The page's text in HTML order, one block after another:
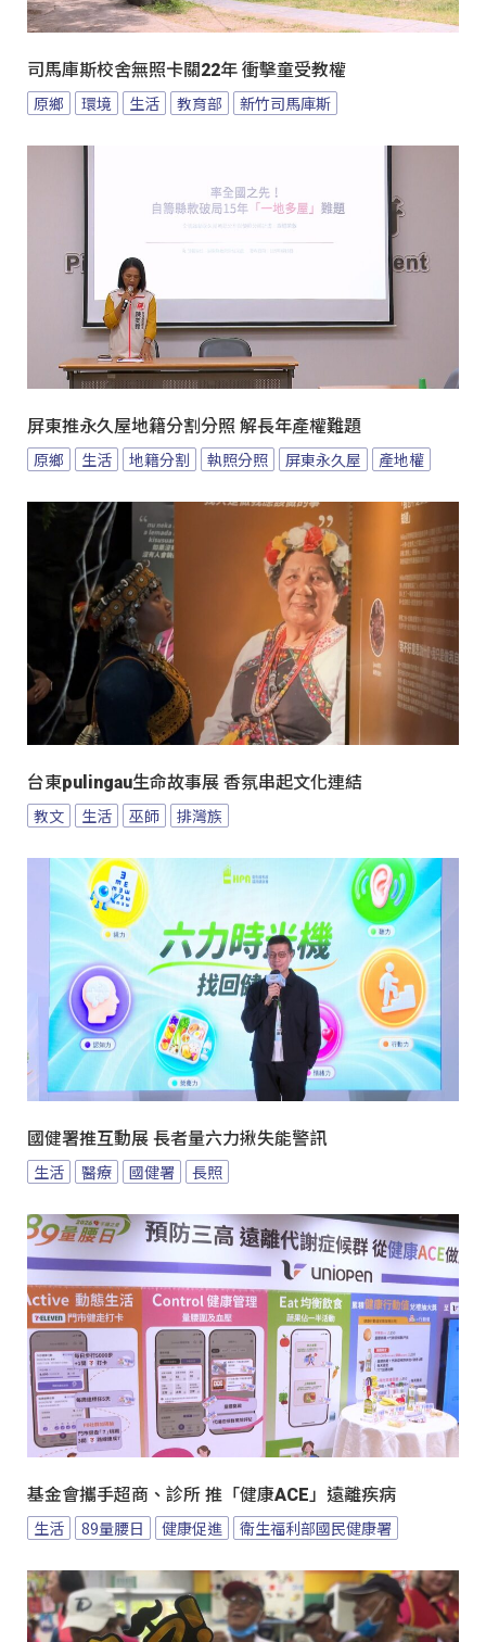
司馬庫斯校舍無照卡關22年 衝擊童受教權
原鄉 環境 生活 教育部 新竹司馬庫斯
屏東推永久屋地籍分割分照 解長年產權難題
原鄉 生活 地籍分割 執照分照 屏東永久屋 產地權
台東pulingau生命故事展 香氛串起文化連結
教文 生活 巫師 排灣族
國健署推互動展 長者量六力揪失能警訊
生活 醫療 國健署 長照
基金會攜手超商、診所 推「健康ACE」遠離疾病
生活 89量腰日 健康促進 衛生福利部國民健康署